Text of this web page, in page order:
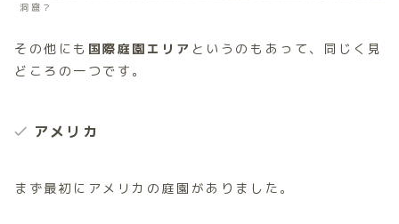
洞窟？
その他にも 国際庭園エリア というのもあって、同じく見
どころの一つです。
アメリカ
まず最初にアメリカの庭園がありました。